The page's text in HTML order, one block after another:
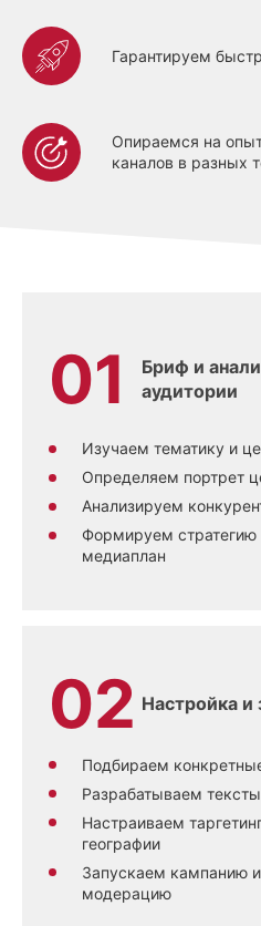
Гарантируем
Опираемся на
каналов в разных
Бриф и
аудитории
Изучаем тематику и
Определяем портрет
Анализируем
Формируем
медиаплан
Настройка и
Подбираем
Разрабатываем
Настраиваем
географии
Запускаем кампанию
модерацию